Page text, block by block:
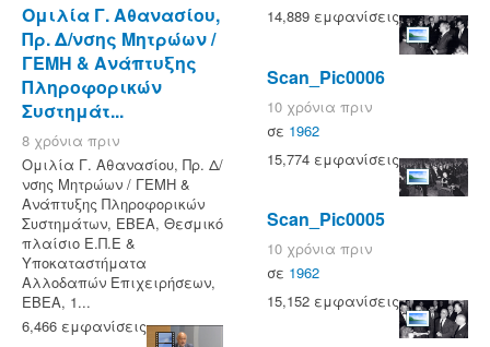
Ομιλία Γ. Αθανασίου,
Πρ. Δ/νσης Μητρώων /
ΓΕΜΗ & Ανάπτυξης
Πληροφορικών
Συστημάτ...
8 χρόνια πριν
Ομιλία Γ. Αθανασίου, Πρ. Δ/
νσης Μητρώων / ΓΕΜΗ &
Ανάπτυξης Πληροφορικών
Συστημάτων, ΕΒΕΑ, Θεσμικό
πλαίσιο Ε.Π.Ε &
Υποκαταστήματα
Αλλοδαπών Επιχειρήσεων,
ΕΒΕΑ, 1...
6,466 εμφανίσεις
14,889 εμφανίσεις
Scan_Pic0006
10 χρόνια πριν
σε 1962
15,774 εμφανίσεις
Scan_Pic0005
10 χρόνια πριν
σε 1962
15,152 εμφανίσεις